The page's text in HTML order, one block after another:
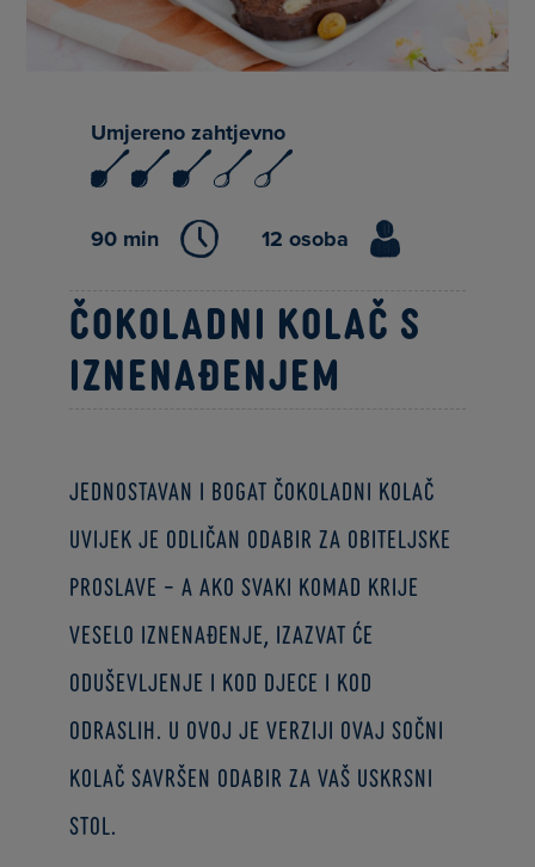
Umjereno zahtjevno
90 min 12 osoba
Čokoladni kolač s
iznenađenjem
Jednostavan i bogat čokoladni kolač
uvijek je odličan odabir za obiteljske
proslave – a ako svaki komad krije
veselo iznenađenje, izazvat će
oduševljenje i kod djece i kod
odraslih. U ovoj je verziji ovaj sočni
kolač savršen odabir za vaš uskrsni
stol.